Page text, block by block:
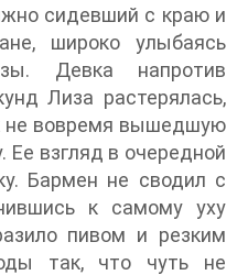
сидевший с краю и
широко улыбаясь
Девка напротив
Лиза растерялась,
не вовремя вышедшую
Ее взгляд в очередной
Бармен не сводил с
к самому уху
пивом и резким
так, что чуть не